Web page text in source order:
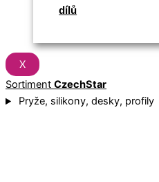
dílů
X
Sortiment CzechStar
Pryže, silikony, desky, profily